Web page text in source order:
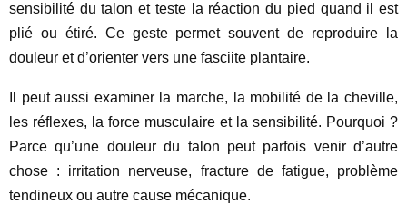
sensibilité du talon et teste la réaction du pied quand il est
plié ou étiré. Ce geste permet souvent de reproduire la
douleur et d’orienter vers une fasciite plantaire.
Il peut aussi examiner la marche, la mobilité de la cheville,
les réflexes, la force musculaire et la sensibilité. Pourquoi ?
Parce qu’une douleur du talon peut parfois venir d’autre
chose : irritation nerveuse, fracture de fatigue, problème
tendineux ou autre cause mécanique.